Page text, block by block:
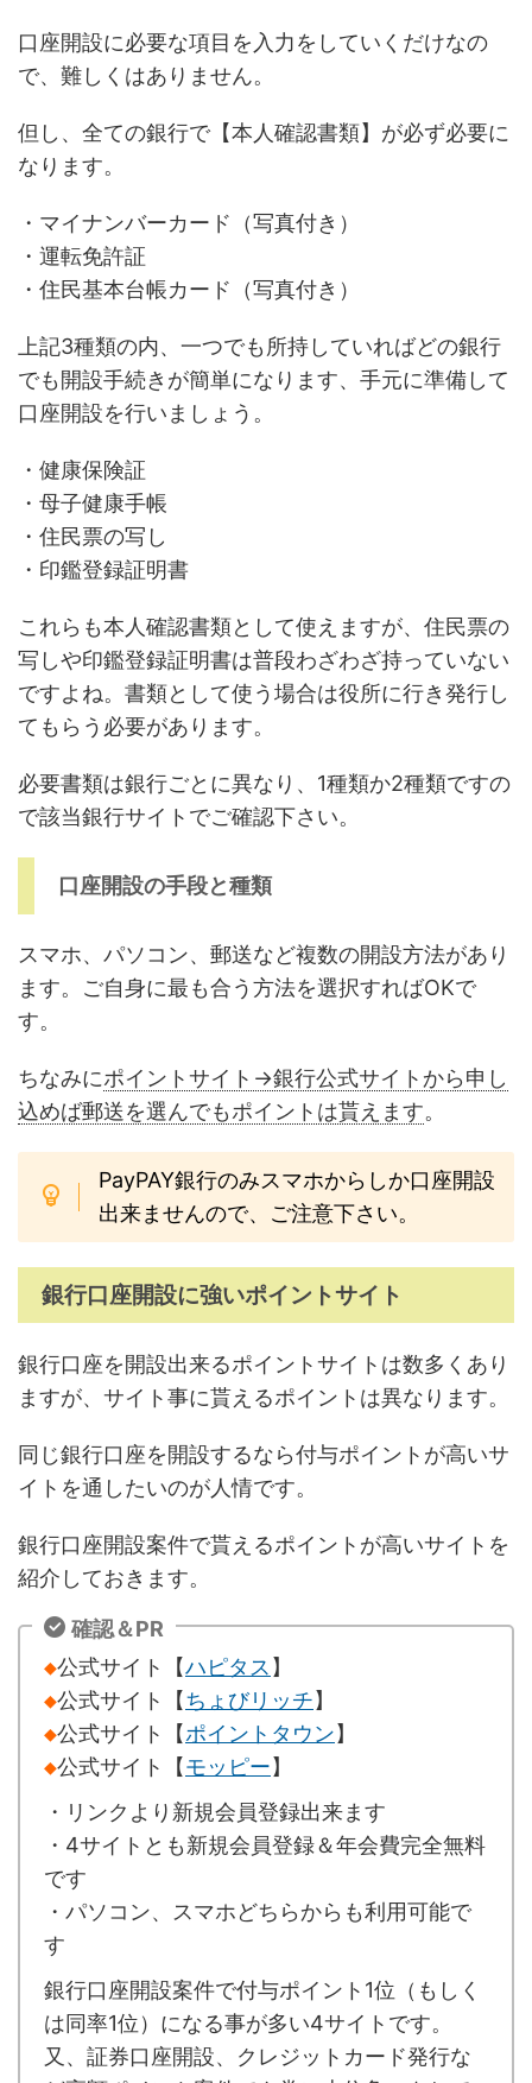
口座開設に必要な項目を入力をしていくだけなの
で、難しくはありません。
但し、全ての銀行で【本人確認書類】が必ず必要に
なります。
・マイナンバーカード（写真付き）
・運転免許証
・住民基本台帳カード（写真付き）
上記3種類の内、一つでも所持していればどの銀行
でも開設手続きが簡単になります、手元に準備して
口座開設を行いましょう。
・健康保険証
・母子健康手帳
・住民票の写し
・印鑑登録証明書
これらも本人確認書類として使えますが、住民票の
写しや印鑑登録証明書は普段わざわざ持っていない
ですよね。書類として使う場合は役所に行き発行し
てもらう必要があります。
必要書類は銀行ごとに異なり、1種類か2種類ですの
で該当銀行サイトでご確認下さい。
口座開設の手段と種類
スマホ、パソコン、郵送など複数の開設方法があり
ます。ご自身に最も合う方法を選択すればOKで
す。
ちなみにポイントサイト→銀行公式サイトから申し
込めば郵送を選んでもポイントは貰えます。
PayPAY銀行のみスマホからしか口座開設
出来ませんので、ご注意下さい。
銀行口座開設に強いポイントサイト
銀行口座を開設出来るポイントサイトは数多くあり
ますが、サイト事に貰えるポイントは異なります。
同じ銀行口座を開設するなら付与ポイントが高いサ
イトを通したいのが人情です。
銀行口座開設案件で貰えるポイントが高いサイトを
紹介しておきます。
確認＆PR
◆公式サイト【ハピタス 】
◆公式サイト【ちょびリッチ】
◆公式サイト【ポイントタウン】
◆公式サイト【モッピー】
・リンクより新規会員登録出来ます
・4サイトとも新規会員登録＆年会費完全無料
です
・パソコン、スマホどちらからも利用可能で
す
銀行口座開設案件で付与ポイント1位（もしく
は同率1位）になる事が多い4サイトです。
又、証券口座開設、クレジットカード発行な